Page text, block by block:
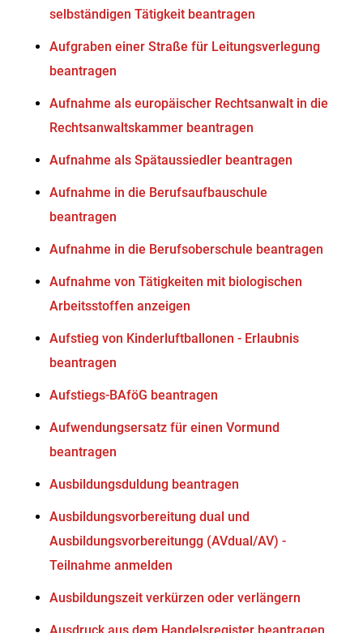
selbständigen Tätigkeit beantragen
Aufgraben einer Straße für Leitungsverlegung
beantragen
Aufnahme als europäischer Rechtsanwalt in die
Rechtsanwaltskammer beantragen
Aufnahme als Spätaussiedler beantragen
Aufnahme in die Berufsaufbauschule
beantragen
Aufnahme in die Berufsoberschule beantragen
Aufnahme von Tätigkeiten mit biologischen
Arbeitsstoffen anzeigen
Aufstieg von Kinderluftballonen - Erlaubnis
beantragen
Aufstiegs-BAföG beantragen
Aufwendungsersatz für einen Vormund
beantragen
Ausbildungsduldung beantragen
Ausbildungsvorbereitung dual und
Ausbildungsvorbereitungg (AVdual/AV) -
Teilnahme anmelden
Ausbildungszeit verkürzen oder verlängern